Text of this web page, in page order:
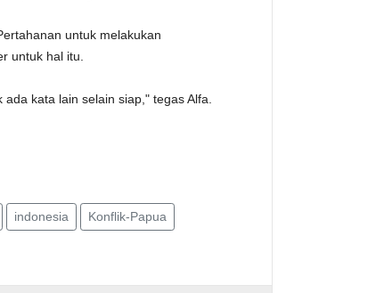
untuk melakukan
untuk hal itu.
kata lain selain siap," tegas Alfa.
indonesia Konflik-Papua